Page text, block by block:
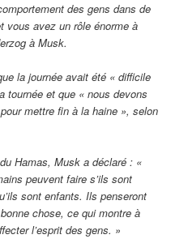
des gens dans de
vous avez un rôle énorme à
à Musk.
la journée avait été « difficile
tournée et que « nous devons
mettre fin à la haine », selon
Hamas, Musk a déclaré : «
peuvent faire s’ils sont
sont enfants. Ils penseront
chose, ce qui montre à
l’esprit des gens. »